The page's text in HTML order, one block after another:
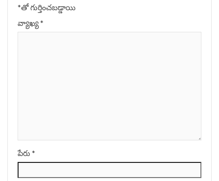
*‌తో గుర్తించబడ్డాయి
వ్యాఖ్య*
పేరు *